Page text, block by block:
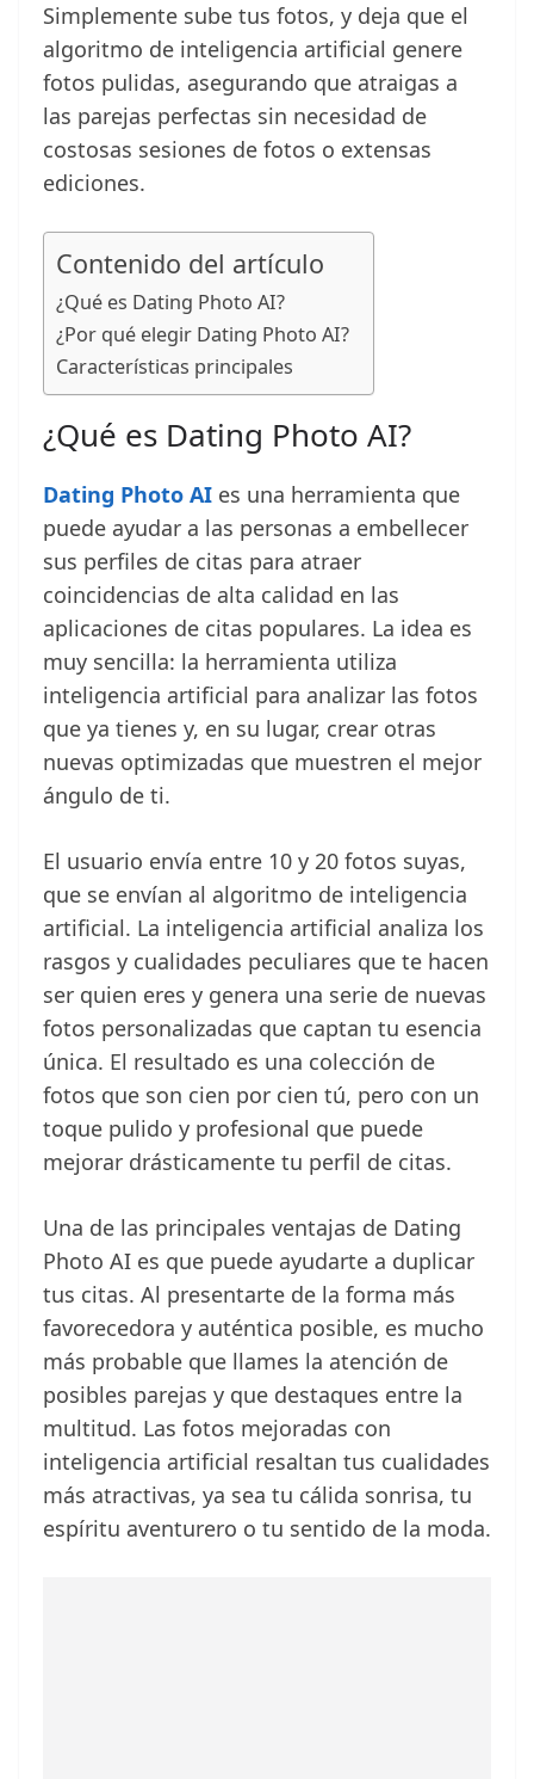
Simplemente sube tus fotos, y deja que el
algoritmo de inteligencia artificial genere
fotos pulidas, asegurando que atraigas a
las parejas perfectas sin necesidad de
costosas sesiones de fotos o extensas
ediciones.
Contenido del artículo
¿Qué es Dating Photo AI?
¿Por qué elegir Dating Photo AI?
Características principales
¿Qué es Dating Photo AI?
Dating Photo AI es una herramienta que
puede ayudar a las personas a embellecer
sus perfiles de citas para atraer
coincidencias de alta calidad en las
aplicaciones de citas populares. La idea es
muy sencilla: la herramienta utiliza
inteligencia artificial para analizar las fotos
que ya tienes y, en su lugar, crear otras
nuevas optimizadas que muestren el mejor
ángulo de ti.
El usuario envía entre 10 y 20 fotos suyas,
que se envían al algoritmo de inteligencia
artificial. La inteligencia artificial analiza los
rasgos y cualidades peculiares que te hacen
ser quien eres y genera una serie de nuevas
fotos personalizadas que captan tu esencia
única. El resultado es una colección de
fotos que son cien por cien tú, pero con un
toque pulido y profesional que puede
mejorar drásticamente tu perfil de citas.
Una de las principales ventajas de Dating
Photo AI es que puede ayudarte a duplicar
tus citas. Al presentarte de la forma más
favorecedora y auténtica posible, es mucho
más probable que llames la atención de
posibles parejas y que destaques entre la
multitud. Las fotos mejoradas con
inteligencia artificial resaltan tus cualidades
más atractivas, ya sea tu cálida sonrisa, tu
espíritu aventurero o tu sentido de la moda.